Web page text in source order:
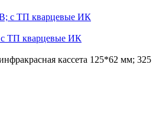
ТП кварцевые ИК
кассета 125*62 мм; 325